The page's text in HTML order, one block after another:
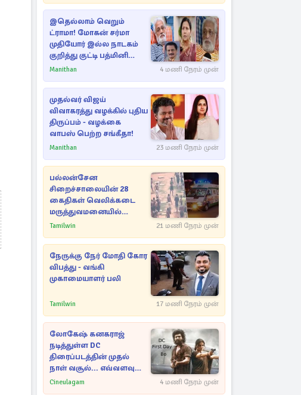
இதெல்லாம் வெறும்
ட்ராமா! மோகன் சர்மா
முதியோர் இல்ல நாடகம்
குறித்து குட்டி பத்மினி
பரபரப்பு பேட்டி
Manithan 4 மணி நேரம் முன்
முதல்வர் விஜய்
விவாகரத்து வழக்கில் புதிய
திருப்பம் - வழக்கை
வாபஸ் பெற்ற சங்கீதா!
Manithan 23 மணி நேரம் முன்
பல்லன்சேன
சிறைச்சாலையின் 28
கைதிகள் வெலிக்கடை
மருத்துவமனையில்
அனுமதி
Tamilwin 21 மணி நேரம் முன்
நேருக்கு நேர் மோதி கோர
விபத்து - வங்கி
முகாமையாளர் பலி
Tamilwin 17 மணி நேரம் முன்
லோகேஷ் கனகராஜ்
நடித்துள்ள DC
திரைப்படத்தின் முதல்
நாள் வசூல்... எவ்வளவு
தெரியுமா?
Cineulagam 4 மணி நேரம் முன்